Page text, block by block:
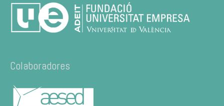
Colaboradores